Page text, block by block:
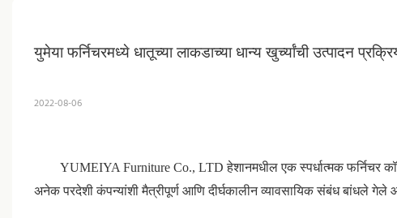
युमेया फर्निचरमध्ये धातूच्या लाकडाच्या धान्य खुर्च्यांची उत्पादन
2022-08-06
YUMEIYA Furniture Co., LTD हेशानमधील एक स्पर्धात्मक फर्निचर
अनेक परदेशी कंपन्यांशी मैत्रीपूर्ण आणि दीर्घकालीन व्यावसायिक संबंध